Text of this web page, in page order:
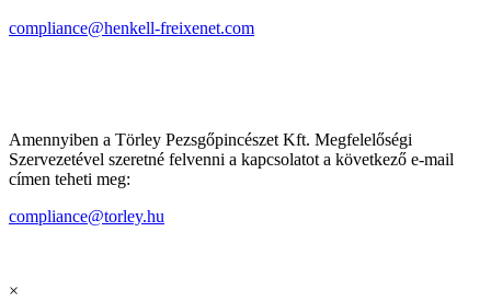
compliance@henkell-freixenet.com
Amennyiben a Törley Pezsgőpincészet Kft. Megfelelőségi
Szervezetével szeretné felvenni a kapcsolatot a következő e-mail
címen teheti meg:
compliance@torley.hu
×